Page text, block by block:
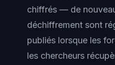
chiffrés — de
déchiffrement sont
publiés lorsque les
les chercheurs